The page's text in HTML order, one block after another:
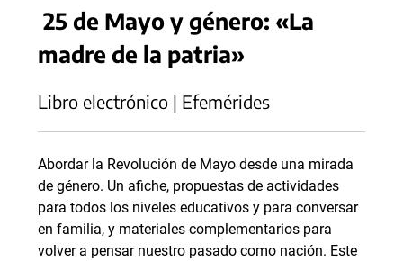
25 de Mayo y género: «La
madre de la patria»
Libro electrónico | Efemérides
Abordar la Revolución de Mayo desde una mirada
de género. Un afiche, propuestas de actividades
para todos los niveles educativos y para conversar
en familia, y materiales complementarios para
volver a pensar nuestro pasado como nación. Este